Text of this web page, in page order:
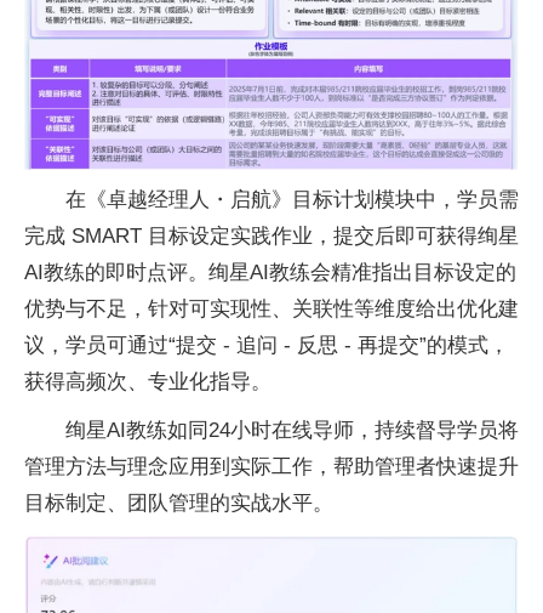
在《卓越经理人・启航》目标计划模块中，学员需
完成 SMART 目标设定实践作业，提交后即可获得绚星
AI教练的即时点评。绚星AI教练会精准指出目标设定的
优势与不足，针对可实现性、关联性等维度给出优化建
议，学员可通过“提交 - 追问 - 反思 - 再提交”的模式，
获得高频次、专业化指导。
绚星AI教练如同24小时在线导师，持续督导学员将
管理方法与理念应用到实际工作，帮助管理者快速提升
目标制定、团队管理的实战水平。